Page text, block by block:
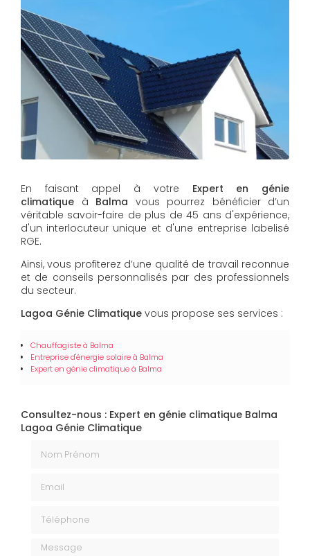
En faisant appel à votre Expert en génie
climatique à Balma vous pourrez bénéficier d’un
véritable savoir-faire de plus de 45 ans d'expérience,
d'un interlocuteur unique et d'une entreprise labelisé
RGE.
Ainsi, vous profiterez d’une qualité de travail reconnue
et de conseils personnalisés par des professionnels
du secteur.
Lagoa Génie Climatique vous propose ses services :
Chauffagiste à Balma
Entreprise d'énergie solaire à Balma
Expert en génie climatique à Balma
Consultez-nous : Expert en génie climatique Balma
Lagoa Génie Climatique
Message